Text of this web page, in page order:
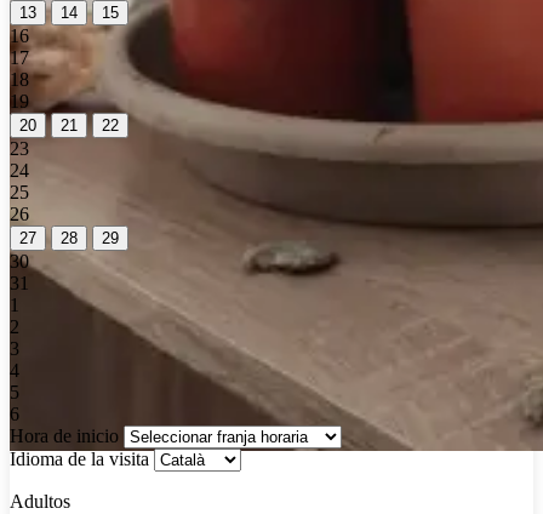
13 14 15
16
17
18
19
20 21 22
23
24
25
26
27 28 29
30
31
1
2
3
4
5
6
Hora de inicio
Idioma de la visita
Adultos